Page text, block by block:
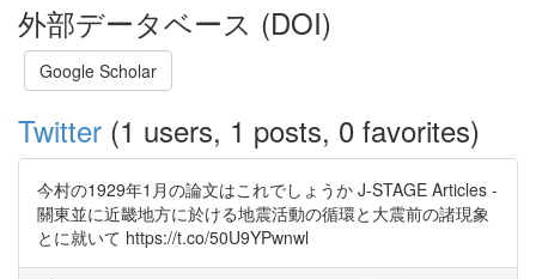
外部データベース (DOI)
Google Scholar
Twitter (1 users, 1 posts, 0 favorites)
今村の1929年1月の論文はこれでしょうか J-STAGE Articles -
關東並に近畿地方に於ける地震活動の循環と大震前の諸現象
とに就いて https://t.co/50U9YPwnwl